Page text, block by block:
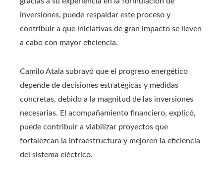
inversiones, puede respaldar este proceso y
contribuir a que iniciativas de gran impacto se lleven
a cabo con mayor eficiencia.
Camilo Atala subrayó que el progreso energético
depende de decisiones estratégicas y medidas
concretas, debido a la magnitud de las inversiones
necesarias. El acompañamiento financiero, explicó,
puede contribuir a viabilizar proyectos que
fortalezcan la infraestructura y mejoren la eficiencia
del sistema eléctrico.